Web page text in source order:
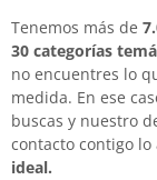
Tenemos más de
30 categorías
no encuentres lo
medida. En ese
buscas y nuestro
contacto contigo
ideal.